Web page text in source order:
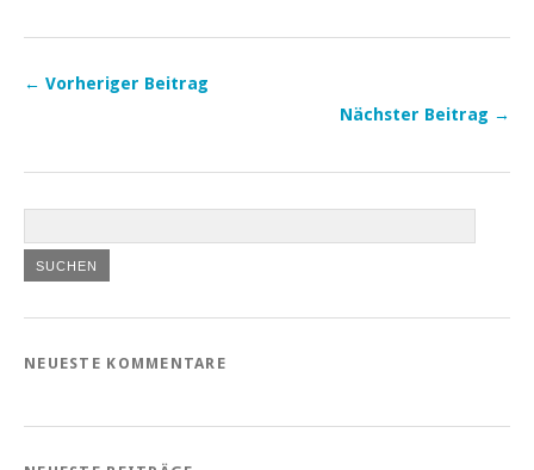
← Vorheriger Beitrag
Nächster Beitrag →
NEUESTE KOMMENTARE